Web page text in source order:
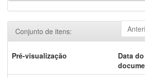
Conjunto de itens:
Pré-visualização
Data do